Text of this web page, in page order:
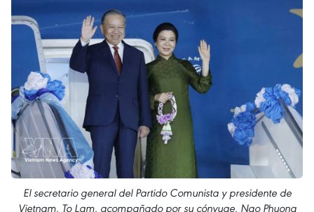
El secretario general del Partido Comunista y presidente de
Vietnam, To Lam, acompañado por su cónyuge, Ngo Phuong